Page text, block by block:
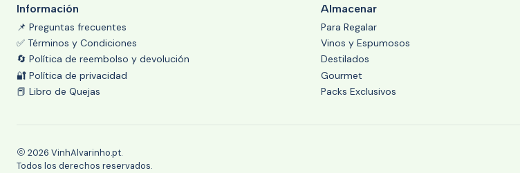
Información
📌 Preguntas frecuentes
✅ Términos y Condiciones
🔄 Política de reembolso y devolución
🔐 Política de privacidad
📕 Libro de Quejas
Almacenar
Para Regalar
Vinos y Espumosos
Destilados
Gourmet
Packs Exclusivos
2026 VinhAlvarinho.pt.
Todos los derechos reservados.